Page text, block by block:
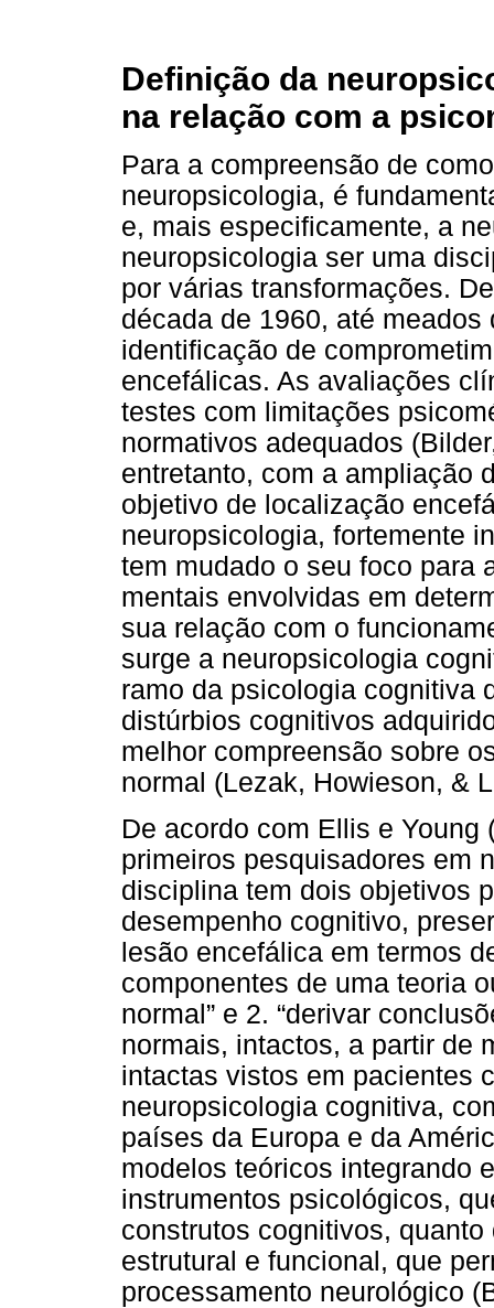
Definição da
na relação com a
Para a compreensão de
neuropsicologia, é
e, mais especificamente, a
neuropsicologia ser uma
por várias transformações.
década de 1960, até
identificação de
encefálicas. As avaliações
testes com limitações
normativos adequados
entretanto, com a ampliação
objetivo de localização
neuropsicologia, fortemente
tem mudado o seu foco para
mentais envolvidas em
sua relação com o
surge a neuropsicologia
ramo da psicologia cognitiva
distúrbios cognitivos
melhor compreensão sobre
normal (Lezak, Howieson, &
De acordo com Ellis e
primeiros pesquisadores em
disciplina tem dois objetivos
desempenho cognitivo,
lesão encefálica em termos
componentes de uma teoria
normal” e 2. “derivar
normais, intactos, a partir de
intactas vistos em pacientes
neuropsicologia cognitiva,
países da Europa e da
modelos teóricos integrando
instrumentos psicológicos,
construtos cognitivos,
estrutural e funcional, que
processamento neurológico